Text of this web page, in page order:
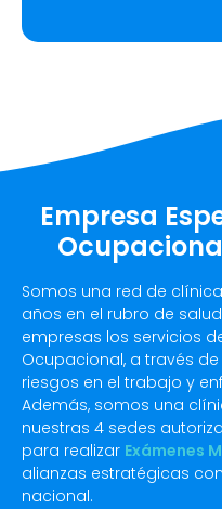
Empresa
Somos una red de
años en el rubro de
empresas los servicios
Ocupacional, a través
riesgos en el trabajo y
Además, somos una
nuestras 4 sedes
para realizar Exámenes
alianzas estratégicas
nacional.